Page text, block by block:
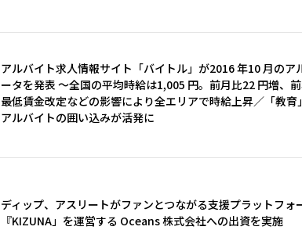
アルバイト求人情報サイト「バイトル」が2016 年10 月のア
ータを発表 ～全国の平均時給は1,005 円。前月比22 円増、
最低賃金改定などの影響により全エリアで時給上昇／「教育
アルバイトの囲い込みが活発に
ディップ、アスリートがファンとつながる支援プラットフォ
『KIZUNA」を運営する Oceans 株式会社への出資を実施